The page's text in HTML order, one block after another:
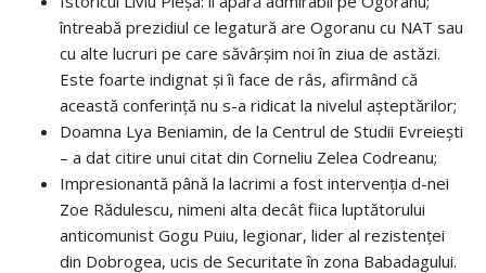
întreabă prezidiul ce legatură are Ogoranu cu NAT sau
cu alte lucruri pe care săvârșim noi în ziua de astăzi.
Este foarte indignat și îi face de râs, afirmând că
această conferință nu s-a ridicat la nivelul așteptărilor;
Doamna Lya Beniamin, de la Centrul de Studii Evreiești
– a dat citire unui citat din Corneliu Zelea Codreanu;
Impresionantă până la lacrimi a fost intervenția d-nei
Zoe Rădulescu, nimeni alta decât fiica luptătorului
anticomunist Gogu Puiu, legionar, lider al rezistenței
din Dobrogea, ucis de Securitate în zona Babadagului.